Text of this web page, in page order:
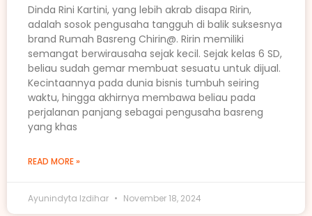
Dinda Rini Kartini, yang lebih akrab disapa Ririn,
adalah sosok pengusaha tangguh di balik suksesnya
brand Rumah Basreng Chirin@. Ririn memiliki
semangat berwirausaha sejak kecil. Sejak kelas 6 SD,
beliau sudah gemar membuat sesuatu untuk dijual.
Kecintaannya pada dunia bisnis tumbuh seiring
waktu, hingga akhirnya membawa beliau pada
perjalanan panjang sebagai pengusaha basreng
yang khas
READ MORE »
Ayunindyta Izdihar November 18, 2024